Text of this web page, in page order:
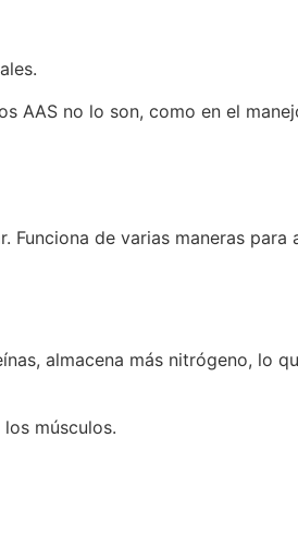
AAS no lo son, como en el
de varias maneras para
almacena más nitrógeno, lo
músculos.